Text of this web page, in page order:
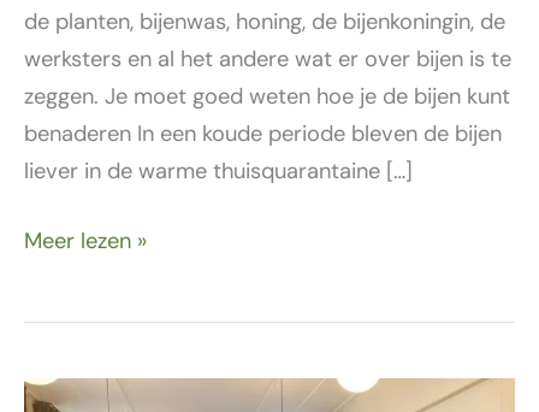
de planten, bijenwas, honing, de bijenkoningin, de
werksters en al het andere wat er over bijen is te
zeggen. Je moet goed weten hoe je de bijen kunt
benaderen In een koude periode bleven de bijen
liever in de warme thuisquarantaine […]
Meer lezen »
21